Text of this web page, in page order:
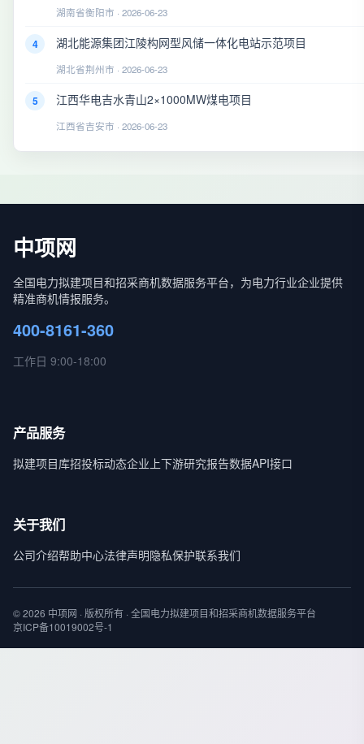
湖南省衡阳市 · 2026-06-23
4 湖北能源集团江陵构网型风储一体化电站示范项目
湖北省荆州市 · 2026-06-23
5 江西华电吉水青山2×1000MW煤电项目
江西省吉安市 · 2026-06-23
中项网
全国电力拟建项目和招采商机数据服务平台，为电力行业企业提供
精准商机情报服务。
400-8161-360
工作日 9:00-18:00
产品服务
拟建项目库招投标动态企业上下游研究报告数据API接口
关于我们
公司介绍帮助中心法律声明隐私保护联系我们
© 2026 中项网 · 版权所有 · 全国电力拟建项目和招采商机数据服务平台
京ICP备10019002号-1